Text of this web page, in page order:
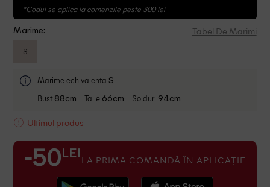
*Codul se aplica la comenzile peste 300 lei
Marime: Tabel De Marimi
S
Marime echivalenta S
Bust 88cm Talie 66cm Solduri 94cm
Ultimul produs
-50 LEI LA PRIMA COMANDĂ ÎN APLICAȚIE